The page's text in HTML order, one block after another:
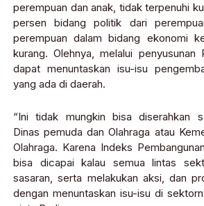
perempuan dan anak, tidak terpenuhi
persen bidang politik dari
perempuan dalam bidang ekonomi
kurang. Olehnya, melalui penyusunan
dapat menuntaskan isu-isu
yang ada di daerah.
“Ini tidak mungkin bisa diserahkan
Dinas pemuda dan Olahraga atau
Olahraga. Karena Indeks
bisa dicapai kalau semua lintas
sasaran, serta melakukan aksi, dan
dengan menuntaskan isu-isu di